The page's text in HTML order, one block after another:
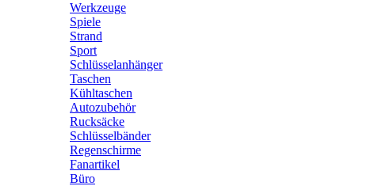
Werkzeuge
Spiele
Strand
Sport
Schlüsselanhänger
Taschen
Kühltaschen
Autozubehör
Rucksäcke
Schlüsselbänder
Regenschirme
Fanartikel
Büro